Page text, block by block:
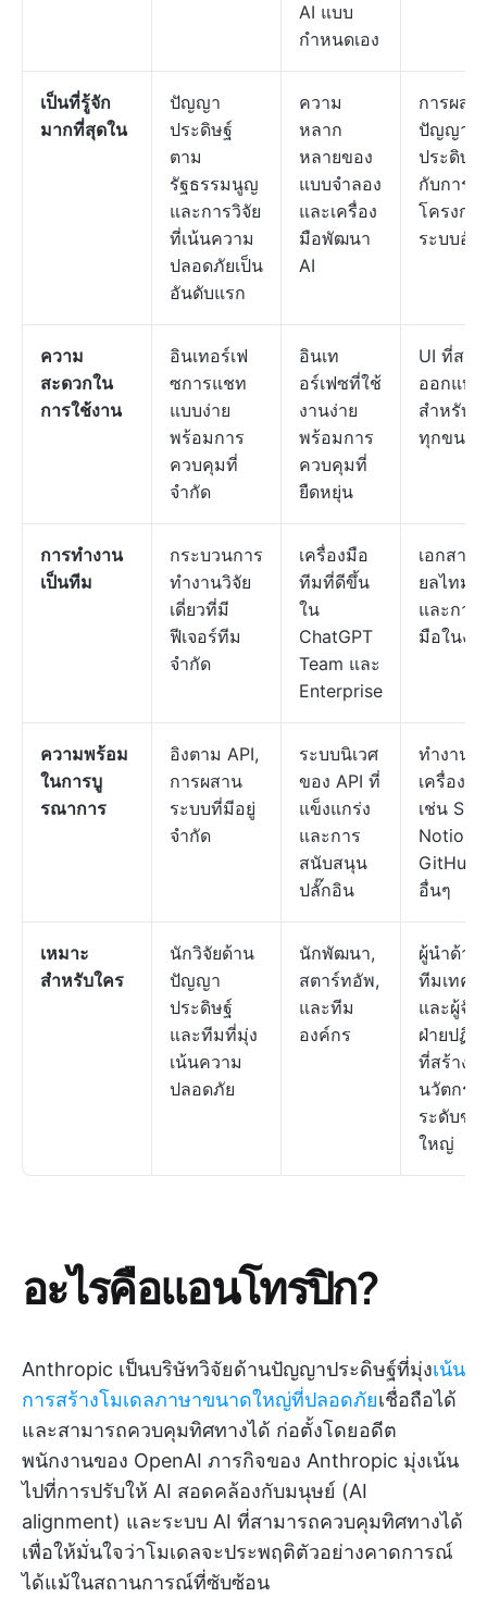
AI แบบ
กำหนดเอง
เป็นที่รู้จัก
มากที่สุดใน
ปัญญา
ประดิษฐ์
ตาม
รัฐธรรมนูญ
และการวิจัย
ที่เน้นความ
ปลอดภัยเป็น
อันดับแรก
ความ
หลาก
หลายของ
แบบจำลอง
และเครื่อง
มือพัฒนา
AI
การผสา
ปัญญา
ประดิษฐ์
กับการจั
โครงกา
ระบบอั
ความ
สะดวกใน
การใช้งาน
อินเทอร์เฟ
ซการแชท
แบบง่าย
พร้อมการ
ควบคุมที่
จำกัด
อินเท
อร์เฟซที่ใช้
งานง่าย
พร้อมการ
ควบคุมที่
ยืดหยุ่น
UI ที่สะ
ออกแบ
สำหรับ
ทุกขนาด
การทำงาน
เป็นทีม
กระบวนการ
ทำงานวิจัย
เดี่ยวที่มี
ฟีเจอร์ทีม
จำกัด
เครื่องมือ
ทีมที่ดีขึ้น
ใน
ChatGPT
Team และ
Enterprise
เอกสาร
ยลไทม์,
และการ
มือในงา
ความพร้อม
ในการบู
รณาการ
อิงตาม API,
การผสาน
ระบบที่มีอยู่
จำกัด
ระบบนิเวศ
ของ API ที่
แข็งแกร่ง
และการ
สนับสนุน
ปลั๊กอิน
ทำงานร่
เครื่องมื
เช่น
Notion,
GitHub
อื่นๆ
เหมาะ
สำหรับใคร
นักวิจัยด้าน
ปัญญา
ประดิษฐ์
และทีมที่มุ่ง
เน้นความ
ปลอดภัย
นักพัฒนา,
สตาร์ทอัพ,
และทีม
องค์กร
ผู้นำด้าน
ทีมเทคโ
และผู้จัด
ฝ่ายปฏิบั
ที่สร้าง
นวัตกรร
ระดับขน
ใหญ่
อะไรคือแอนโทรปิก?
Anthropic เป็นบริษัทวิจัยด้านปัญญาประดิษฐ์ที่มุ่งเน้น
การสร้างโมเดลภาษาขนาดใหญ่ที่ปลอดภัยเชื่อถือได้
และสามารถควบคุมทิศทางได้ ก่อตั้งโดยอดีต
พนักงานของ OpenAI ภารกิจของ Anthropic มุ่งเน้น
ไปที่การปรับให้ AI สอดคล้องกับมนุษย์ (AI
alignment) และระบบ AI ที่สามารถควบคุมทิศทางได้
เพื่อให้มั่นใจว่าโมเดลจะประพฤติตัวอย่างคาดการณ์
ได้แม้ในสถานการณ์ที่ซับซ้อน